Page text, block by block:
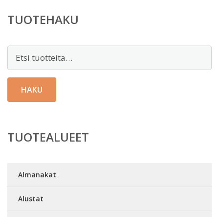
TUOTEHAKU
Etsi:
HAKU
TUOTEALUEET
Almanakat
Alustat